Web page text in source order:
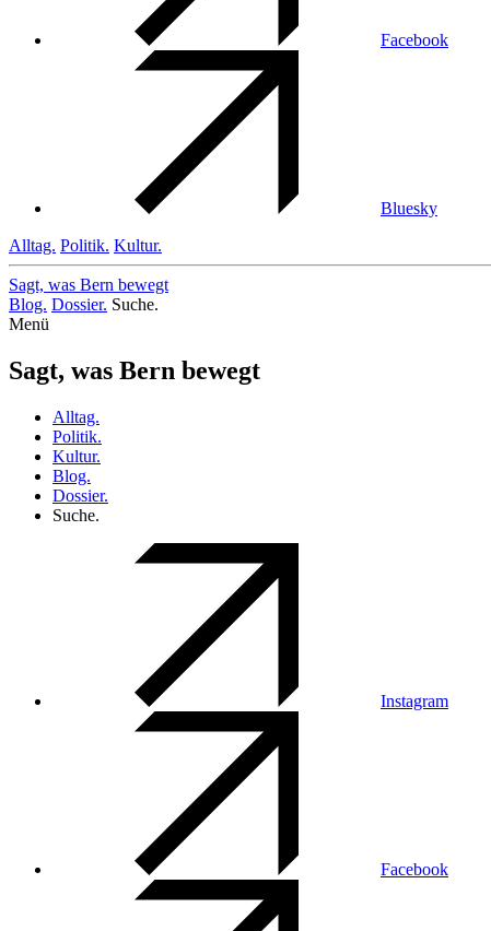
Facebook
Bluesky
Alltag. Politik. Kultur.
Sagt, was Bern bewegt
Blog. Dossier. Suche.
Menü
Sagt, was Bern bewegt
Alltag.
Politik.
Kultur.
Blog.
Dossier.
Suche.
Instagram
Facebook